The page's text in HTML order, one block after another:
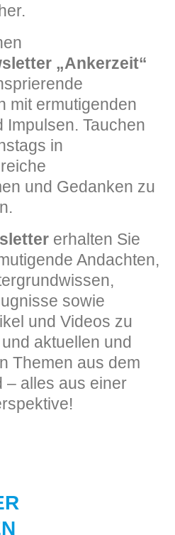
„Ankerzeit“
mit ermutigenden
Impulsen. Tauchen
in
und Gedanken zu
erhalten Sie
Andachten,
sowie
und Videos zu
aktuellen und
Themen aus dem
– alles aus einer